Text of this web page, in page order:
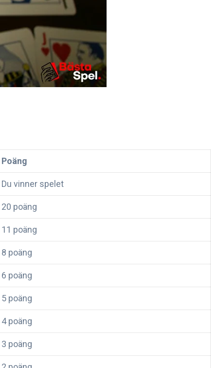
Poäng
Du vinner spelet
20 poäng
11 poäng
8 poäng
6 poäng
5 poäng
4 poäng
3 poäng